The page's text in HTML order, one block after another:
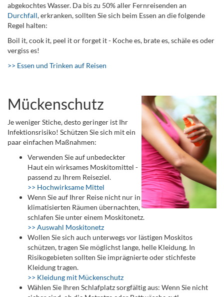
abgekochtes Wasser. Da bis zu 50% aller Fernreisenden an
Durchfall, erkranken, sollten Sie sich beim Essen an die folgende
Regel halten:
Boil it, cook it, peel it or forget it - Koche es, brate es, schäle es oder
vergiss es!
>> Essen und Trinken auf Reisen
Mückenschutz
Je weniger Stiche, desto geringer ist Ihr
Infektionsrisiko! Schützen Sie sich mit ein
paar einfachen Maßnahmen:
Verwenden Sie auf unbedeckter
Haut ein wirksames Moskitomittel -
passend zu Ihrem Reiseziel.
>> Hochwirksame Mittel
Wenn Sie auf Ihrer Reise nicht nur in
klimatisierten Räumen übernachten,
schlafen Sie unter einem Moskitonetz.
>> Auswahl Moskitonetz
Wollen Sie sich auch unterwegs vor lästigen Moskitos
schützen, tragen Sie möglichst lange, helle Kleidung. In
Risikogebieten sollten Sie imprägnierte oder stichfeste
Kleidung tragen.
>> Kleidung mit Mückenschutz
Wählen Sie Ihren Schlafplatz sorgfältig aus: Wenn Sie nicht